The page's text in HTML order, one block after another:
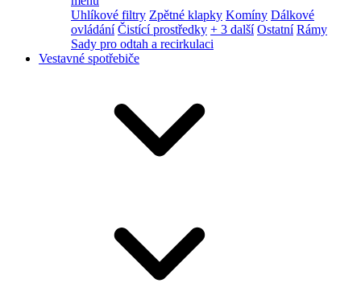
Uhlíkové filtry Zpětné klapky Komíny Dálkové
ovládání Čistící prostředky + 3 další Ostatní Rámy
Sady pro odtah a recirkulaci
Vestavné spotřebiče